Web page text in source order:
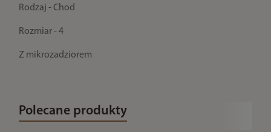
Rodzaj - Chod
Rozmiar - 4
Z mikrozadziorem
Polecane produkty